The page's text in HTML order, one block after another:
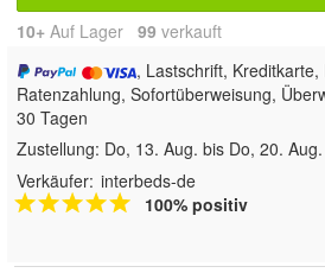
10+ Auf Lager 99 verkauft
, Lastschrift, Kreditkarte,
Ratenzahlung, Sofortüberweisung,
30 Tagen
Zustellung: Do, 13. Aug. bis Do, 20. Aug.
Verkäufer: interbeds-de
100% positiv